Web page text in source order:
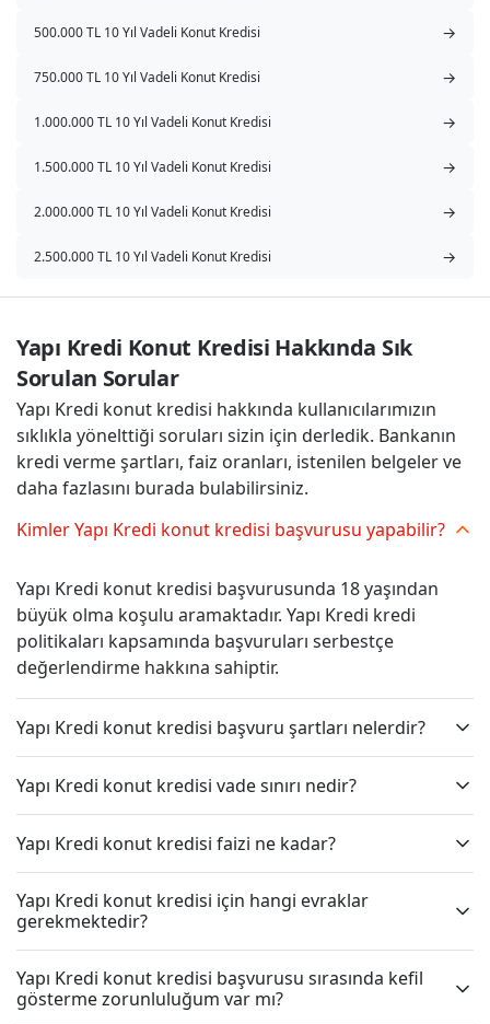
500.000 TL 10 Yıl Vadeli Konut Kredisi →
750.000 TL 10 Yıl Vadeli Konut Kredisi →
1.000.000 TL 10 Yıl Vadeli Konut Kredisi →
1.500.000 TL 10 Yıl Vadeli Konut Kredisi →
2.000.000 TL 10 Yıl Vadeli Konut Kredisi →
2.500.000 TL 10 Yıl Vadeli Konut Kredisi →
Yapı Kredi Konut Kredisi Hakkında Sık
Sorulan Sorular
Yapı Kredi konut kredisi hakkında kullanıcılarımızın
sıklıkla yönelttiği soruları sizin için derledik. Bankanın
kredi verme şartları, faiz oranları, istenilen belgeler ve
daha fazlasını burada bulabilirsiniz.
Kimler Yapı Kredi konut kredisi başvurusu yapabilir?
Yapı Kredi konut kredisi başvurusunda 18 yaşından
büyük olma koşulu aramaktadır. Yapı Kredi kredi
politikaları kapsamında başvuruları serbestçe
değerlendirme hakkına sahiptir.
Yapı Kredi konut kredisi başvuru şartları nelerdir?
Yapı Kredi konut kredisi vade sınırı nedir?
Yapı Kredi konut kredisi faizi ne kadar?
Yapı Kredi konut kredisi için hangi evraklar
gerekmektedir?
Yapı Kredi konut kredisi başvurusu sırasında kefil
gösterme zorunluluğum var mı?